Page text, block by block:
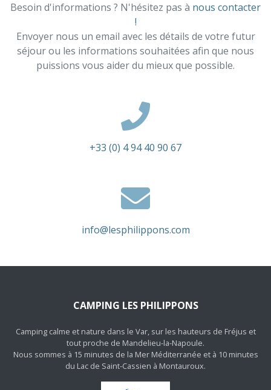
Besoin d'informations ? N'hésitez pas à nous contacter
!
Envoyer nous un email avec les détails de votre futur
séjour ou les informations souhaitées afin que nous
puissions vous aider du mieux que possible.
+33 (0) 4 94 40 90 67
info@lesphilippons.com
CAMPING LES PHILIPPONS
Camping calme et nature dans le Var, sur les hauteurs de Fréjus et
tout proche de Mandelieu-la-Napoule.
Nous sommes à 15 minutes de la Mer Méditerranée et à 10 minutes
du Lac de Saint-Cassien à Montauroux.